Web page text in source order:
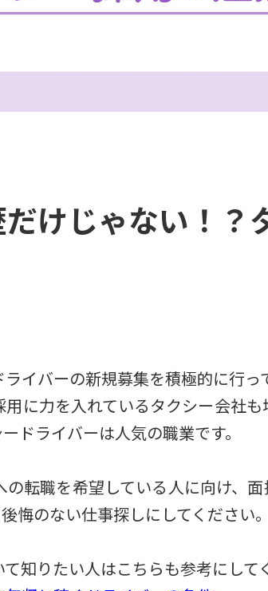
だけじゃない！
イバーの新規募集を積極的に行っ
に力を入れているタクシー会社
ドライバーは人気の職業です。
転職を希望している人に向け、
悔のない仕事探しにしてください。
知りたい人はこちらも参考にして